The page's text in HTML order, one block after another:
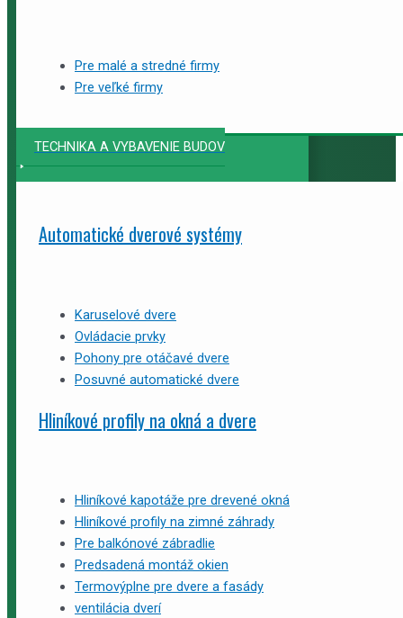
Pre malé a stredné firmy
Pre veľké firmy
TECHNIKA A VYBAVENIE BUDOV
Automatické dverové systémy
Karuselové dvere
Ovládacie prvky
Pohony pre otáčavé dvere
Posuvné automatické dvere
Hliníkové profily na okná a dvere
Hliníkové kapotáže pre drevené okná
Hliníkové profily na zimné záhrady
Pre balkónové zábradlie
Predsadená montáž okien
Termovýplne pre dvere a fasády
ventilácia dverí